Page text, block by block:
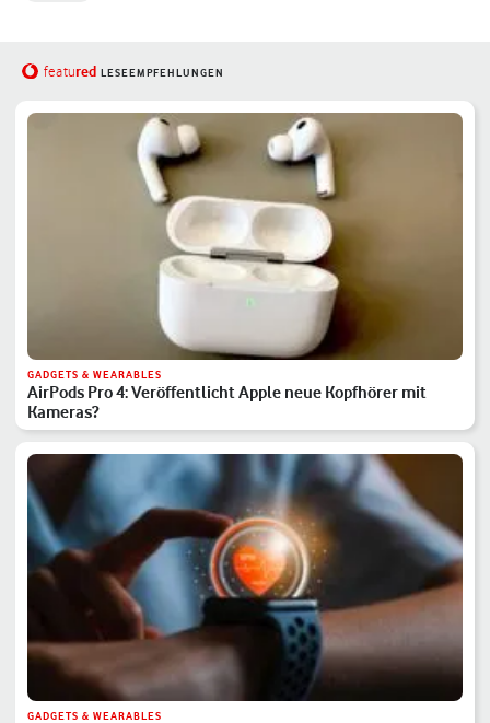
featured LESEEMPFEHLUNGEN
GADGETS & WEARABLES
AirPods Pro 4: Veröffentlicht Apple neue Kopfhörer mit
Kameras?
GADGETS & WEARABLES